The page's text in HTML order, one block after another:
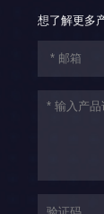
想了解更多